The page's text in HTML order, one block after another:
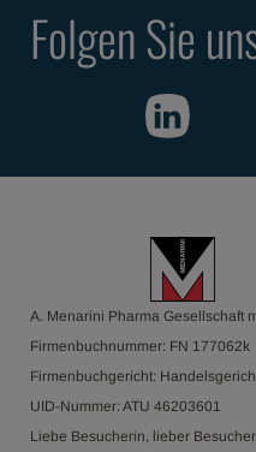
Folgen Sie
A. Menarini Pharma Gesellschaft
Firmenbuchnummer: FN 177062k
Firmenbuchgericht:
UID-Nummer: ATU 46203601
Liebe Besucherin, lieber